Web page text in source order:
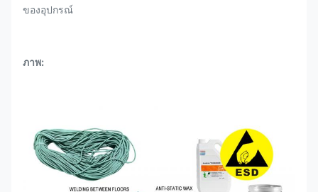
ของอุปกรณ์
ภาพ: